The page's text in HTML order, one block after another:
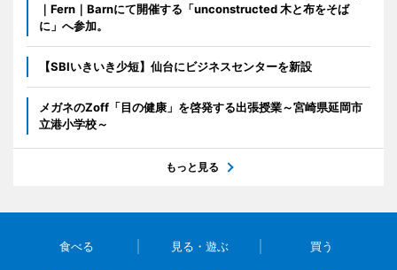
｜Fern｜Barnにて開催する「unconstructed 木と布をそば
に」へ参加。
【SBIいきいき少短】仙台にビジネスセンターを新設
メガネのZoff「目の健康」を啓発する出張授業～宮崎県延岡市
立港小学校～
もっと見る
食べる 見る・遊ぶ 買う